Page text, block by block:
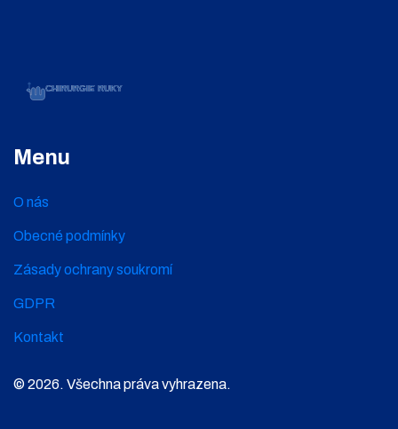
Menu
O nás
Obecné podmínky
Zásady ochrany soukromí
GDPR
Kontakt
© 2026. Všechna práva vyhrazena.